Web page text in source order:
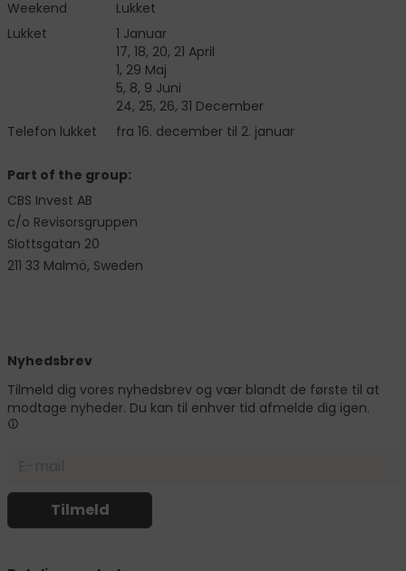
Weekend
Lukket
Lukket
Telefon lukket
1 Januar
17, 18, 20, 21 April
1, 29 Maj
5, 8, 9 Juni
24, 25, 26, 31 December
fra 16. december til 2. januar
Part of the group:
CBS Invest AB
c/o Revisorsgruppen
Slottsgatan 20
211 33 Malmö, Sweden
Nyhedsbrev
Tilmeld dig vores nyhedsbrev og vær blandt de første til at
modtage nyheder. Du kan til enhver tid afmelde dig igen.